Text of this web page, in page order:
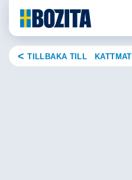
content
TILLBAKA TILL KATTMAT